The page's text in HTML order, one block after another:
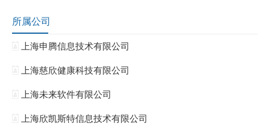
所属公司
上海申腾信息技术有限公司
上海慈欣健康科技有限公司
上海未来软件有限公司
上海欣凯斯特信息技术有限公司